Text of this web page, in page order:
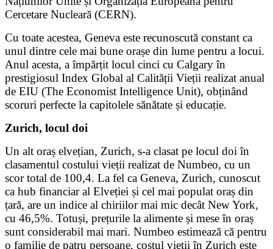
Cercetare Nucleară (CERN).
Cu toate acestea, Geneva este recunoscută constant ca
unul dintre cele mai bune orașe din lume pentru a locui.
Anul acesta, a împărțit locul cinci cu Calgary în
prestigiosul Index Global al Calității Vieții realizat anual
de EIU (The Economist Intelligence Unit), obținând
scoruri perfecte la capitolele sănătate și educație.
Zurich, locul doi
Un alt oraș elvețian, Zurich, s-a clasat pe locul doi în
clasamentul costului vieții realizat de Numbeo, cu un
scor total de 100,4. La fel ca Geneva, Zurich, cunoscut
ca hub financiar al Elveției și cel mai populat oraș din
țară, are un indice al chiriilor mai mic decât New York,
cu 46,5%. Totuși, prețurile la alimente și mese în oraș
sunt considerabil mai mari. Numbeo estimează că pentru
o familie de patru persoane, costul vieții în Zurich este